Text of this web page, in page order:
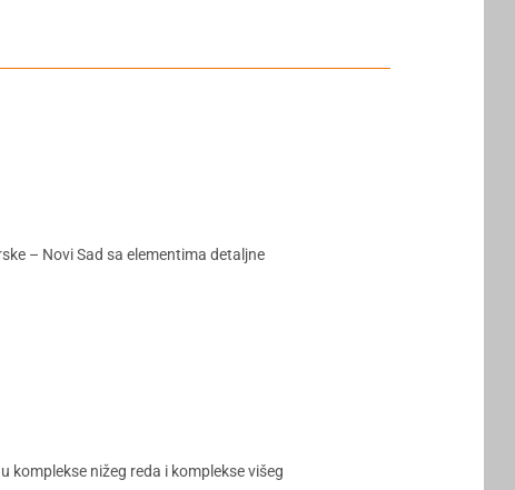
– Novi Sad sa elementima detaljne
nižeg reda i komplekse višeg